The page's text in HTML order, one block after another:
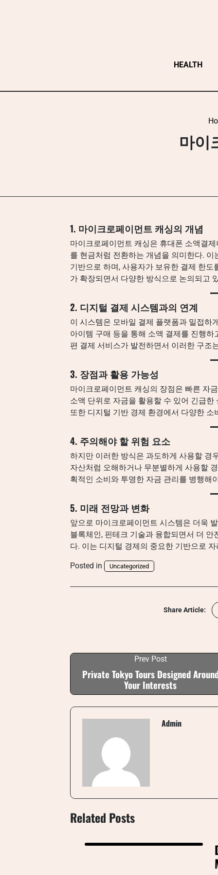
HEALTH
마이
1. 마이크로페이먼트 캐싱의 개념
마이크로페이먼트 캐싱은 휴대폰 소액결
를 현금처럼 전환하는 개념을 의미한다.
기반으로 하며, 사용자가 보유한 결제 한
가 확장되면서 다양한 방식으로 논의되고
2. 디지털 결제 시스템과의 연계
이 시스템은 모바일 결제 플랫폼과 밀접하
아이템 구매 등을 통해 소액 결제를 진행
편 결제 서비스가 발전하면서 이러한 구조
3. 장점과 활용 가능성
마이크로페이먼트 캐싱의 장점은 빠른 자
소액 단위로 자금을 활용할 수 있어 긴급
또한 디지털 기반 경제 환경에서 다양한
4. 주의해야 할 위험 요소
하지만 이러한 방식은 과도하게 사용할 경
자산처럼 오해하거나 무분별하게 사용할
획적인 소비와 투명한 자금 관리를 병행해
5. 미래 전망과 변화
앞으로 마이크로페이먼트 시스템은 더욱
블록체인, 핀테크 기술과 융합되면서 더
다. 이는 디지털 경제의 중요한 기반으로
Posted in Uncategorized
Share Article:
Prev Post
Private Tokyo Tours Designed
Your Interests
Admin
Related Posts